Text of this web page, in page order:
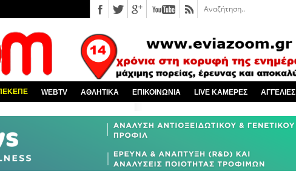
WEBTV ΑΘΛΗΤΙΚΑ ΕΠΙΚΟΙΝΩΝΙΑ LIVE ΚΑΜΕΡΕΣ ΑΓΓΕΛΙΕΣ